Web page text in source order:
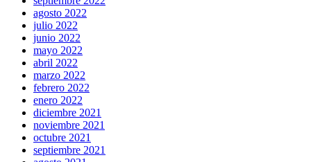
agosto 2022
julio 2022
junio 2022
mayo 2022
abril 2022
marzo 2022
febrero 2022
enero 2022
diciembre 2021
noviembre 2021
octubre 2021
septiembre 2021